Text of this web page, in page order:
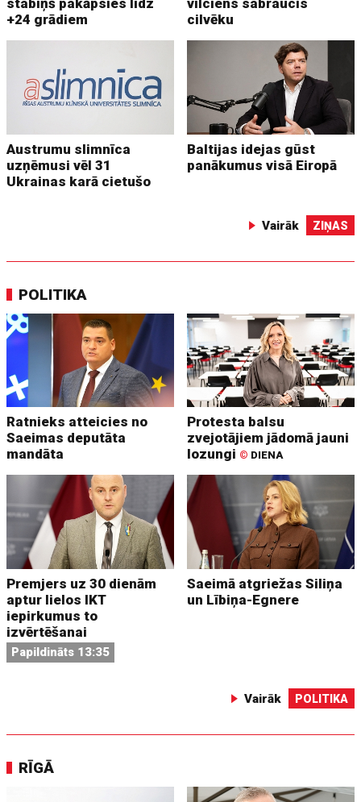
+24 grādiem
cilvēku
Austrumu slimnīca
uzņēmusi vēl 31
Ukrainas karā cietušo
Baltijas idejas gūst
panākumus visā Eiropā
Vairāk ZIŅAS
POLITIKA
Ratnieks atteicies no
Saeimas deputāta
mandāta
Protesta balsu
zvejotājiem jādomā jauni
lozungi © DIENA
Premjers uz 30 dienām
aptur lielos IKT
iepirkumus to
izvērtēšanai
Papildināts 13:35
Saeimā atgriežas Siliņa
un Lībiņa-Egnere
Vairāk POLITIKA
RĪGĀ